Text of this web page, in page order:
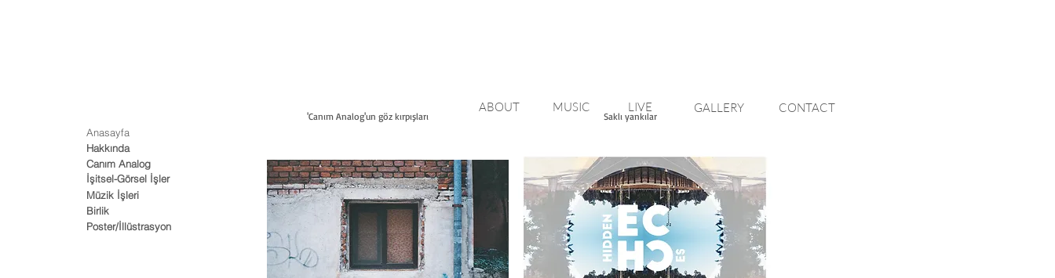
'Canım Analog'un göz kırpışları Saklı yankılar
Canım Analog
Anasayfa
Hakkında
İşitsel-Görsel İşler
Müzik İşleri
Birlik
Poster/İllüstrasyon
ABOUT MUSIC LIVE CONTACT
GALLERY